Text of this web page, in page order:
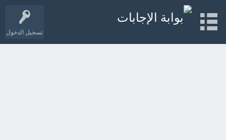
تسجيل الدخول